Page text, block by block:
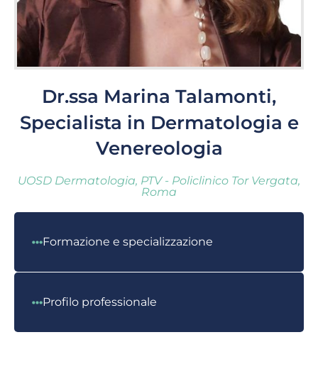
Dr.ssa Marina Talamonti,
Specialista in Dermatologia e
Venereologia
UOSD Dermatologia, PTV - Policlinico Tor Vergata,
Roma
Formazione e specializzazione
Profilo professionale